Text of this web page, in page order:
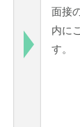
面接
内に
す。